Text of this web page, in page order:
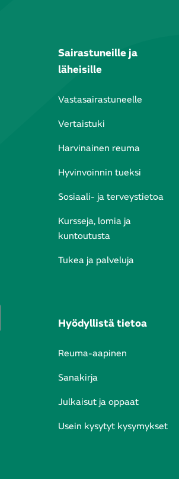
Sairastuneille ja
läheisille
Vastasairastuneelle
Vertaistuki
Harvinainen reuma
Hyvinvoinnin tueksi
Sosiaali- ja terveystietoa
Kursseja, lomia ja
kuntoutusta
Tukea ja palveluja
Hyödyllistä tietoa
Reuma-aapinen
Sanakirja
Julkaisut ja oppaat
Usein kysytyt kysymykset